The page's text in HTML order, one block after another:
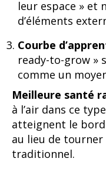
leur espace » et
d’éléments
Courbe
ready-to-grow »
comme un
Meilleure santé
à l’air dans ce
atteignent le
au lieu de
traditionnel.